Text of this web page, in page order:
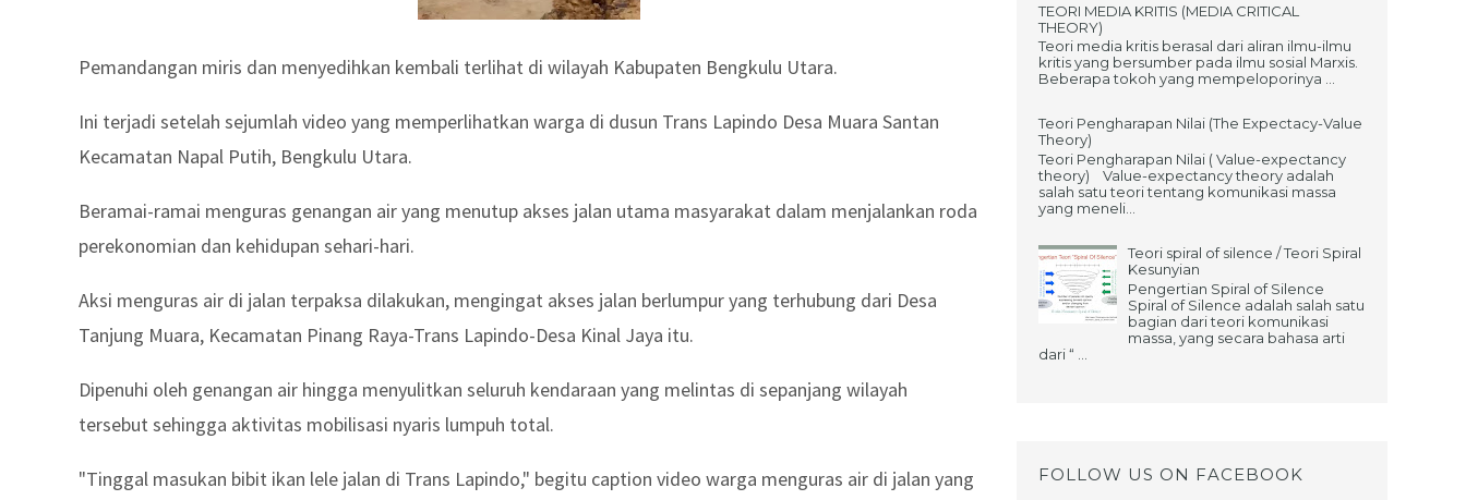
Pemandangan miris dan menyedihkan kembali terlihat di wilayah Kabupaten Bengkulu Utara.
Ini terjadi setelah sejumlah video yang memperlihatkan warga di dusun Trans Lapindo Desa Muara Santan
Kecamatan Napal Putih, Bengkulu Utara.
Beramai-ramai menguras genangan air yang menutup akses jalan utama masyarakat dalam menjalankan roda
perekonomian dan kehidupan sehari-hari.
Aksi menguras air di jalan terpaksa dilakukan, mengingat akses jalan berlumpur yang terhubung dari Desa
Tanjung Muara, Kecamatan Pinang Raya-Trans Lapindo-Desa Kinal Jaya itu.
Dipenuhi oleh genangan air hingga menyulitkan seluruh kendaraan yang melintas di sepanjang wilayah
tersebut sehingga aktivitas mobilisasi nyaris lumpuh total.
"Tinggal masukan bibit ikan lele jalan di Trans Lapindo," begitu caption video warga menguras air di jalan yang
TEORI MEDIA KRITIS (MEDIA CRITICAL
THEORY)
Teori media kritis berasal dari aliran ilmu-ilmu
kritis yang bersumber pada ilmu sosial Marxis.
Beberapa tokoh yang mempeloporinya ...
Teori Pengharapan Nilai (The Expectacy-Value
Theory)
Teori Pengharapan Nilai ( Value-expectancy
theory) Value-expectancy theory adalah
salah satu teori tentang komunikasi massa
yang meneli...
Teori spiral of silence / Teori Spiral
Kesunyian
Pengertian Spiral of Silence
Spiral of Silence adalah salah satu
bagian dari teori komunikasi
massa, yang secara bahasa arti
dari “ ...
FOLLOW US ON FACEBOOK